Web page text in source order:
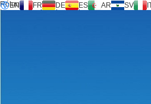
Rólunk
Inversilence® technológia
EN FR DE ES AR SV